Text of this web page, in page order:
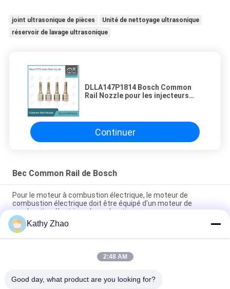
joint ultrasonique de pièces
Unité de nettoyage ultrasonique
réservoir de lavage ultrasonique
DLLA147P1814 Bosch Common
Rail Nozzle pour les injecteurs
Continuer
Bec Common Rail de Bosch
Pour le moteur à combustion électrique, le moteur de
combustion électrique doit être équipé d'un moteur de
combustion électrique à combustion.
Buse d'injecteur à rampe commune DLLA141P2146 pour
injecteurs 0445120134
DSLA150P1438 Buse commune de rail 0433175425 Pour
Kathy Zhao
2:48 AM
Good day, what product are you looking for?